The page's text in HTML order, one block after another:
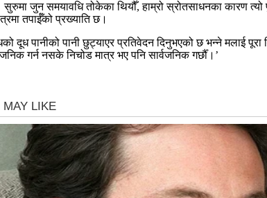
जुन समयावधि तोकेका थियौँ, हाम्रो स्रोतसाधनका कारण त्यो
तपाईँको प्रख्याति छ।
दूध पानीको पानी छुट्याएर प्रतिवेदन दिनुभएको छ भन्ने मलाई
गर्न नसके निचोड मात्र भए पनि सार्वजनिक गर्छौँ।’